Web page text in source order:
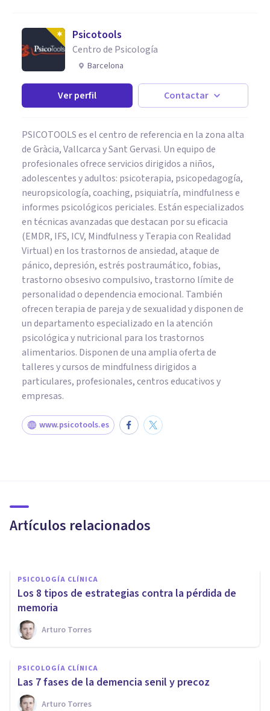
Psicotools
Centro de Psicología
Barcelona
Ver perfil Contactar
PSICOTOOLS es el centro de referencia en la zona alta
de Gràcia, Vallcarca y Sant Gervasi. Un equipo de
profesionales ofrece servicios dirigidos a niños,
adolescentes y adultos: psicoterapia, psicopedagogía,
neuropsicología, coaching, psiquiatría, mindfulness e
informes psicológicos periciales. Están especializados
en técnicas avanzadas que destacan por su eficacia
(EMDR, IFS, ICV, Mindfulness y Terapia con Realidad
Virtual) en los trastornos de ansiedad, ataque de
pánico, depresión, estrés postraumático, fobias,
trastorno obsesivo compulsivo, trastorno límite de
personalidad o dependencia emocional. También
ofrecen terapia de pareja y de sexualidad y disponen de
un departamento especializado en la atención
psicológica y nutricional para los trastornos
alimentarios. Disponen de una amplia oferta de
talleres y cursos de mindfulness dirigidos a
particulares, profesionales, centros educativos y
empresas.
www.psicotools.es
Artículos relacionados
cognitivo en la tercera edad?
PSICOLOGÍA CLÍNICA
Los 8 tipos de estrategias contra la pérdida de
memoria
Arturo Torres
PSICOLOGÍA CLÍNICA
Las 7 fases de la demencia senil y precoz
Arturo Torres
Terapia ocupacional: tipos y
utilización en Psicología